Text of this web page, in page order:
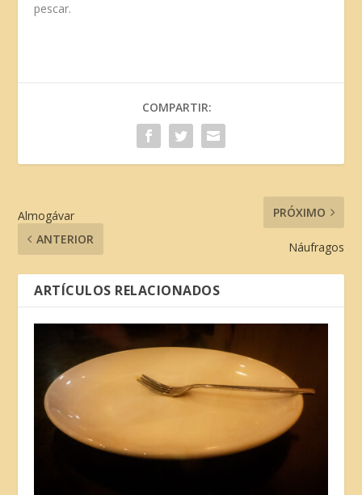
pescar.
COMPARTIR:
Almogávar
ANTERIOR
PRÓXIMO
Náufragos
ARTÍCULOS RELACIONADOS